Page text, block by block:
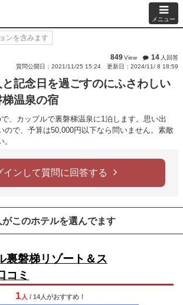
メニュー
ンを含みます
849View 14 人回答
質問公開日：2021/11/25 15:24
更新日：2024/11/ 8 18:59
記念日を過ごすのにふさわしい
梯温泉の宿
、カップルで裏磐梯温泉に1泊します。思い出
ので、予算は50,000円以下なら問いません。素敵
インして質問に回答する
がこのホテルを選んでます
裏磐梯リゾート＆ス
コミ
1 人 / 14人がおすすめ！